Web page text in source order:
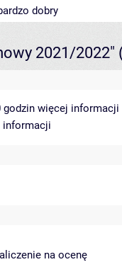
dobry
2021/2022"
godzin więcej informacji
informacji
na ocenę